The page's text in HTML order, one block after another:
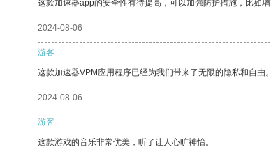
这款加速器app的安全性有待提高，可以加强防护措施，比如增
2024-08-06
游客
这款加速器VPM应用程序已经为我们带来了无限的隐私和自由。
2024-08-06
游客
这款游戏的音乐非常优美，听了让人心旷神怡。